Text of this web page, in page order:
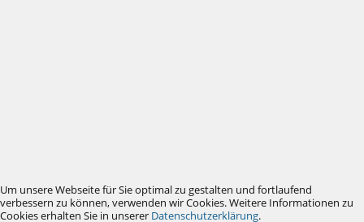
Um unsere Webseite für Sie optimal zu gestalten und fortlaufend
verbessern zu können, verwenden wir Cookies. Weitere Informationen zu
Cookies erhalten Sie in unserer Datenschutzerklärung.